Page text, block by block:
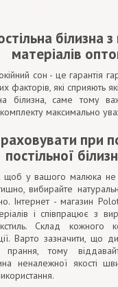
білизна
матеріалів
сон - це гарантія
факторів, які сприяють
білизна, саме тому
максимально
при
постільної
щоб у вашого малюка не
вибирайте
Інтернет - магазин
і співпрацює з
Склад кожного
Варто зазначити, що
прання, тому
неналежної якості